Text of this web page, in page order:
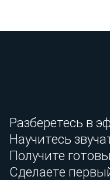
Разберетесь в
Научитесь
Получите
Сделаете